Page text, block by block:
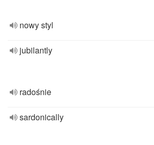
nowy styl
jubilantly
radośnie
sardonically